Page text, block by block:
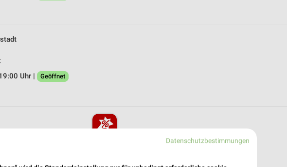
Uhr |
Geöffnet
Datenschutzbestimmungen